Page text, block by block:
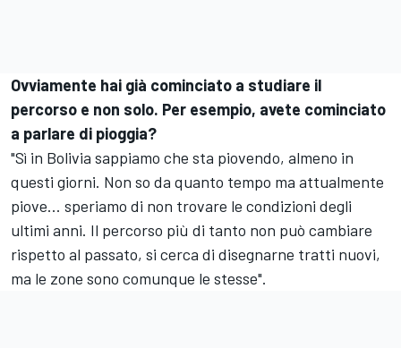
Ovviamente hai già cominciato a studiare il
percorso e non solo. Per esempio, avete cominciato
a parlare di pioggia?
"Sì in Bolivia sappiamo che sta piovendo, almeno in
questi giorni. Non so da quanto tempo ma attualmente
piove... speriamo di non trovare le condizioni degli
ultimi anni. Il percorso più di tanto non può cambiare
rispetto al passato, si cerca di disegnarne tratti nuovi,
ma le zone sono comunque le stesse".